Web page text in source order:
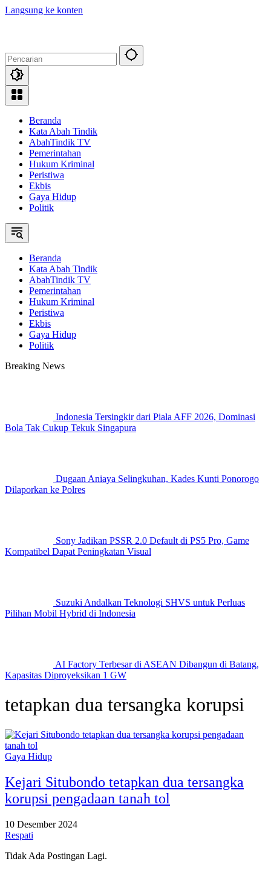
Langsung ke konten
Beranda
Kata Abah Tindik
AbahTindik TV
Pemerintahan
Hukum Kriminal
Peristiwa
Ekbis
Gaya Hidup
Politik
Beranda
Kata Abah Tindik
AbahTindik TV
Pemerintahan
Hukum Kriminal
Peristiwa
Ekbis
Gaya Hidup
Politik
Breaking News
Indonesia Tersingkir dari Piala AFF 2026, Dominasi
Bola Tak Cukup Tekuk Singapura
Dugaan Aniaya Selingkuhan, Kades Kunti Ponorogo
Dilaporkan ke Polres
Sony Jadikan PSSR 2.0 Default di PS5 Pro, Game
Kompatibel Dapat Peningkatan Visual
Suzuki Andalkan Teknologi SHVS untuk Perluas
Pilihan Mobil Hybrid di Indonesia
AI Factory Terbesar di ASEAN Dibangun di Batang,
Kapasitas Diproyeksikan 1 GW
tetapkan dua tersangka korupsi
Gaya Hidup
Kejari Situbondo tetapkan dua tersangka
korupsi pengadaan tanah tol
10 Desember 2024
Respati
Tidak Ada Postingan Lagi.